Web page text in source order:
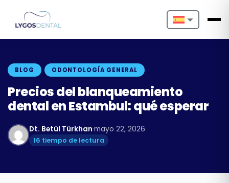
Nederlands
Français
Deutsch
BLOG ODONTOLOGÍA GENERAL
Precios del blanqueamiento
dental en Estambul: qué esperar
Dt. Betül Türkhan·mayo 22, 2026·
16 tiempo de lectura